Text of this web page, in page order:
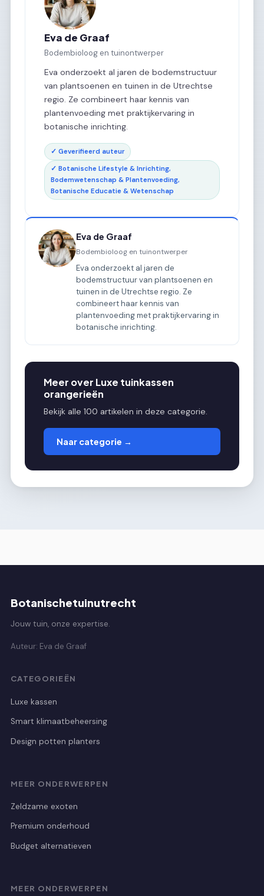
Eva de Graaf
Bodembioloog en tuinontwerper
Eva onderzoekt al jaren de bodemstructuur
van plantsoenen en tuinen in de Utrechtse
regio. Ze combineert haar kennis van
plantenvoeding met praktijkervaring in
botanische inrichting.
✓ Geverifieerd auteur
✓ Botanische Lifestyle & Inrichting,
Bodemwetenschap & Plantenvoeding,
Botanische Educatie & Wetenschap
Eva de Graaf
Bodembioloog en tuinontwerper
Eva onderzoekt al jaren de
bodemstructuur van plantsoenen en
tuinen in de Utrechtse regio. Ze
combineert haar kennis van
plantenvoeding met praktijkervaring in
botanische inrichting.
Meer over Luxe tuinkassen
orangerieën
Bekijk alle 100 artikelen in deze categorie.
Naar categorie →
Botanischetuinutrecht
Jouw tuin, onze expertise.
Auteur: Eva de Graaf
CATEGORIEËN
Luxe kassen
Smart klimaatbeheersing
Design potten planters
MEER ONDERWERPEN
Zeldzame exoten
Premium onderhoud
Budget alternatieven
MEER ONDERWERPEN